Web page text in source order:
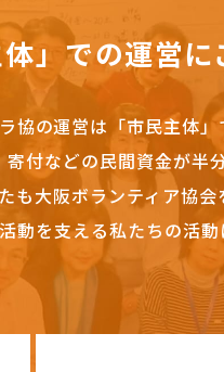
体」での運営
協の運営は「市民主体」
寄付などの民間資金が半
も大阪ボランティア協
動を支える私たちの活